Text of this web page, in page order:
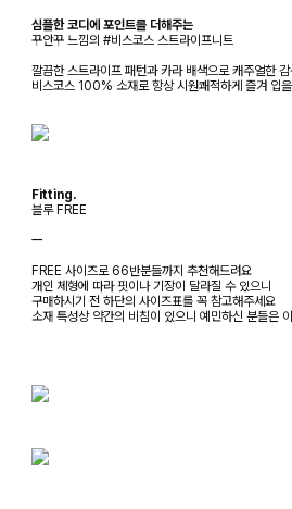
심플한 코디에 포인트를 더해주는
꾸안꾸 느낌의 #비스코스 스트라이프니트
깔끔한 스트라이프 패턴과 카라 배색으로 캐주얼한
비스코스 100% 소재로 항상 시원쾌적하게 즐겨 입
Fitting.
블루 FREE
ㅡ
FREE 사이즈로 66반분들까지 추천해드려요
개인 체형에 따라 핏이나 기장이 달라질 수 있으니
구매하시기 전 하단의 사이즈표를 꼭 참고해주세요
소재 특성상 약간의 비침이 있으니 예민하신 분들은